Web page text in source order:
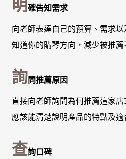
明 確告知需求
向老師表達自己的預算、需求
知道你的購琴方向，減少被推薦
詢問推薦原因
直接向老師詢問為何推薦這家
應該能清楚說明產品的特點及適
查詢口碑